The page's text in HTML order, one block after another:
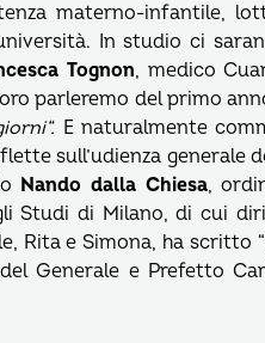
materno-infantile,
In studio ci
Tognon, medico
parleremo del primo
E naturalmente
sull’udienza generale
Nando dalla Chiesa,
Studi di Milano, di cui
Rita e Simona, ha scritto “
Generale e Prefetto